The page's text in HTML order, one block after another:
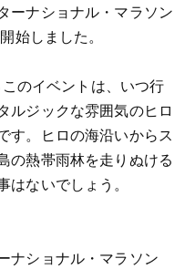
ーナショナル・マラソン
始しました。
のイベントは、いつ行
ルジックな雰囲気のヒロ
す。ヒロの海沿いからス
の熱帯雨林を走りぬける
ないでしょう。
ナショナル・マラソン